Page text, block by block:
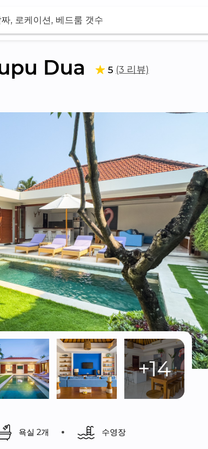
짜, 로케이션, 베드룸 갯수
Dua 5 (3 리뷰)
+14
욕실 2개 수영장